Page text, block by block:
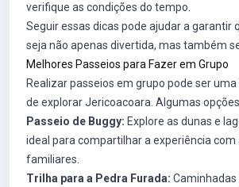
verifique as condições do tempo.
Seguir essas dicas pode ajudar a garantir
seja não apenas divertida, mas também
Melhores Passeios para Fazer em Grupo
Realizar passeios em grupo pode ser
de explorar Jericoacoara. Algumas
Passeio de Buggy: Explore as dunas e
ideal para compartilhar a experiência com
familiares.
Trilha para a Pedra Furada: